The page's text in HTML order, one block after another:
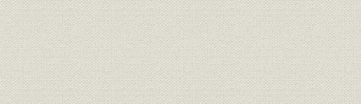
経営 明治十六年誓約書 明治一六
経営 三井高福 大元方改正意見書 明治一八